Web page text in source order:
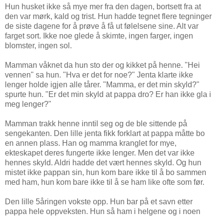
Hun husket ikke så mye mer fra den dagen, bortsett fra at
den var mørk, kald og trist. Hun hadde tegnet flere tegninger
de siste dagene for å prøve å få ut følelsene sine. Alt var
farget sort. Ikke noe glede å skimte, ingen farger, ingen
blomster, ingen sol.
Mamman våknet da hun sto der og kikket på henne. "Hei
vennen" sa hun. "Hva er det for noe?" Jenta klarte ikke
lenger holde igjen alle tårer. "Mamma, er det min skyld?"
spurte hun. "Er det min skyld at pappa dro? Er han ikke gla i
meg lenger?"
Mamman trakk henne inntil seg og de ble sittende på
sengekanten. Den lille jenta fikk forklart at pappa måtte bo
en annen plass. Han og mamma kranglet for mye,
ekteskapet deres fungerte ikke lenger. Men det var ikke
hennes skyld. Aldri hadde det vært hennes skyld. Og hun
mistet ikke pappan sin, hun kom bare ikke til å bo sammen
med ham, hun kom bare ikke til å se ham like ofte som før.
Den lille 5åringen vokste opp. Hun bar på et savn etter
pappa hele oppveksten. Hun så ham i helgene og i noen